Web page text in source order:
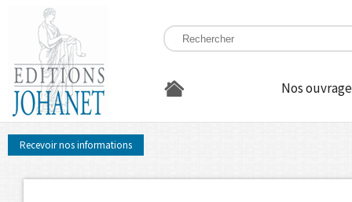
Nos
Recevoir nos informations